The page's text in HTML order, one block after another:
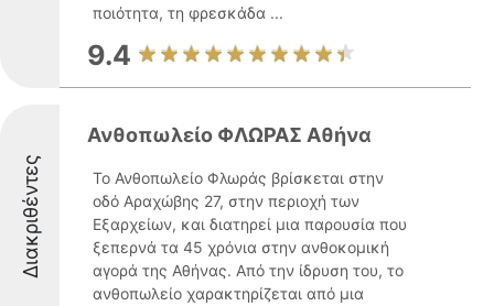
ποιότητα, τη φρεσκάδα ...
9.4
Διακριθέντες
Ανθοπωλείο ΦΛΩΡΑΣ Αθήνα
Το Ανθοπωλείο Φλωράς βρίσκεται στην
οδό Αραχώβης 27, στην περιοχή των
Εξαρχείων, και διατηρεί μια παρουσία που
ξεπερνά τα 45 χρόνια στην ανθοκομική
αγορά της Αθήνας. Από την ίδρυση του, το
ανθοπωλείο χαρακτηρίζεται από μια